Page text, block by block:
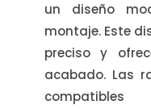
un diseño
montaje. Este
preciso y
acabado. Las